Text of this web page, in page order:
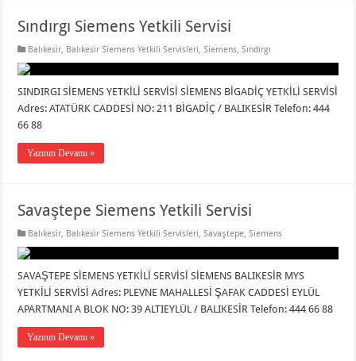
Sındırgı Siemens Yetkili Servisi
Balıkesir, Balıkesir Siemens Yetkili Servisleri,Siemens,Sındırgı
SINDIRGI SİEMENS YETKİLİ SERVİSİ SİEMENS BİGADİÇ YETKİLİ SERVİSİ
Adres: ATATÜRK CADDESİ NO: 211 BİGADİÇ / BALIKESİR Telefon: 444
66 88
Yazının Devamı »
Savaştepe Siemens Yetkili Servisi
Balıkesir, Balıkesir Siemens Yetkili Servisleri,Savaştepe,Siemens
SAVAŞTEPE SİEMENS YETKİLİ SERVİSİ SİEMENS BALIKESİR MYS
YETKİLİ SERVİSİ Adres: PLEVNE MAHALLESİ ŞAFAK CADDESİ EYLÜL
APARTMANI A BLOK NO: 39 ALTIEYLÜL / BALIKESİR Telefon: 444 66 88
Yazının Devamı »